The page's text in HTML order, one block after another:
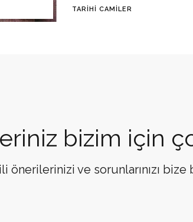
TARIHI CAMILER
bizim için
ve sorunlarınızı bize